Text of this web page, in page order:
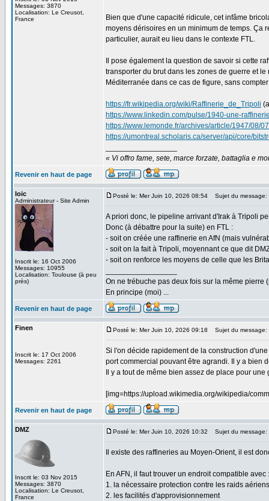
Messages: 3870
Localisation: Le Creusot,
France
Bien que d'une capacité ridicule, cet infâme
moyens dérisoires en un minimum de temps. Ça
particulier, aurait eu lieu dans le contexte FTL.
Il pose également la question de savoir si cette
transporter du brut dans les zones de guerre et
Méditerranée dans ce cas de figure, sans
https://fr.wikipedia.org/wiki/Raffinerie_de_Tripoli
https://www.linkedin.com/pulse/1940-une-
https://www.lemonde.fr/archives/article/1947/08/
https://umontreal.scholaris.ca/server/api/core/
« Vi offro fame, sete, marce forzate, battaglia e
Revenir en haut de page
loic
Administrateur - Site Admin
Inscrit le: 16 Oct 2006
Messages: 10955
Localisation: Toulouse (à peu
près)
Posté le: Mer Juin 10, 2026 08:54 Sujet du message:
A priori donc, le pipeline arrivant d'Irak à Tripoli
Donc (à débattre pour la suite) en FTL :
- soit on créée une raffinerie en AfN (mais
- soit on la fait à Tripoli, moyennant ce que dit
- soit on renforce les moyens de celle que les
On ne trébuche pas deux fois sur la même pierre
En principe (moi) ...
Revenir en haut de page
Finen
Inscrit le: 17 Oct 2006
Messages: 2261
Posté le: Mer Juin 10, 2026 09:18 Sujet du message:
Si l'on décide rapidement de la construction
port commercial pouvant être agrandi. Il y a bien
Il y a tout de même bien assez de place pour
[img=https://upload.wikimedia.org/wikipedia/
Revenir en haut de page
DMZ
Inscrit le: 03 Nov 2015
Messages: 3870
Localisation: Le Creusot,
France
Posté le: Mer Juin 10, 2026 10:32 Sujet du message:
Il existe des raffineries au Moyen-Orient, il est
En AFN, il faut trouver un endroit compatible avec :
1. la nécessaire protection contre les raids
2. les facilités d'approvisionnement